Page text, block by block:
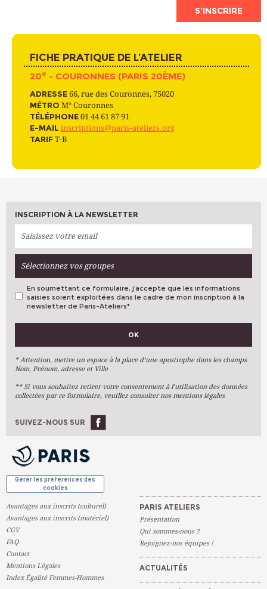
S’INSCRIRE
FICHE PRATIQUE DE L’ATELIER
20e - COURONNES (PARIS 20ÈME)
ADRESSE 66, rue des Couronnes, 75020
MÉTRO M° Couronnes
TÉLÉPHONE 01 44 61 87 91
E-MAIL inscriptions@paris-ateliers.org
TARIF T-B
INSCRIPTION À LA NEWSLETTER
Sélectionnez vos groupes
VOS PRÉFÉRENCES
Arts Plastiques
Arts Du Texte
Arts Numériques
Ateliers À L'année
En soumettant ce formulaire, j’accepte que les informations
saisies soient exploitées dans le cadre de mon inscription à la
newsletter de Paris-Ateliers*
OK
* Attention, mettre un espace à la place d’une apostrophe dans les champs
Nom, Prénom, adresse et Ville
** Si vous souhaitez retirer votre consentement à l’utilisation des données
collectées par ce formulaire, veuillez consulter nos mentions légales
SUIVEZ-NOUS SUR
Gérer les préférences des
cookies
Avantages aux inscrits (culturel)
Avantages aux inscrits (matériel)
CGV
FAQ
Contact
Mentions Légales
Index Égalité Femmes-Hommes
PARIS ATELIERS
Présentation
Qui sommes-nous ?
Rejoignez-nos équipes !
ACTUALITÉS